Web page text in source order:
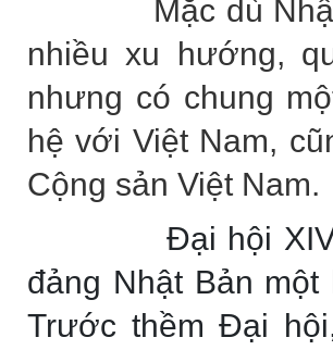
Mặc dù
nhiều xu hướng,
nhưng có chung
hệ với Việt Nam,
Cộng sản Việt Nam.
Đại hội
đảng Nhật Bản
Trước thềm Đại